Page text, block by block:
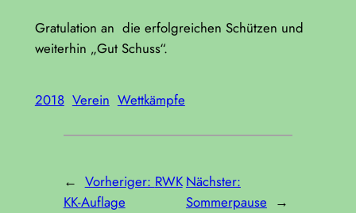
Gratulation an die erfolgreichen Schützen und
weiterhin „Gut Schuss“.
2018 Verein Wettkämpfe
← Vorheriger: RWK
KK-Auflage
Nächster:
Sommerpause →